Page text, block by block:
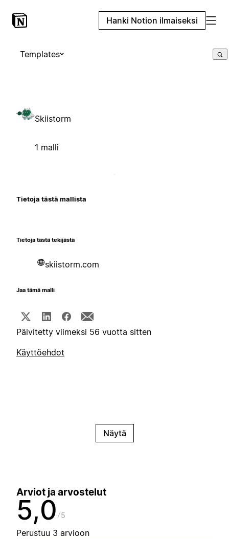
Hanki Notion ilmaiseksi
Templates
Skiistorm
1 malli
Tietoja tästä mallista
Tietoja tästä tekijästä
skiistorm.com
Jaa tämä malli
Päivitetty viimeksi 56 vuotta sitten
Käyttöehdot
Näytä
Arviot ja arvostelut
5,0 5
Perustuu 3 arvioon